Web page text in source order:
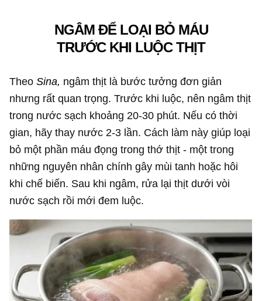
NGÂM ĐỂ LOẠI BỎ MÁU
TRƯỚC KHI LUỘC THỊT
TheoSina, ngâm thịt là bước tưởng đơn giản
nhưng rất quan trọng. Trước khi luộc, nên ngâm thịt
trong nước sạch khoảng 20-30 phút. Nếu có thời
gian, hãy thay nước 2-3 lần. Cách làm này giúp loại
bỏ một phần máu đọng trong thớ thịt - một trong
những nguyên nhân chính gây mùi tanh hoặc hôi
khi chế biến. Sau khi ngâm, rửa lại thịt dưới vòi
nước sạch rồi mới đem luộc.